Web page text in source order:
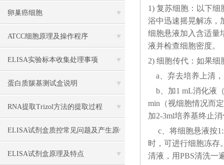
测？
卵巢癌细胞
ATCC细胞原理及操作程序
ELISA实验标本收集处理事项
蛋白质羰基测试盒说明
RNA提取Trizol方法的提取过程
ELISA试剂盒质控常见问题及产生原
因分析
ELISA试剂盒原理及特点
1) 复苏细胞：以下
浴中迅速摇晃解冻，
细胞悬液加入含适量
液并检查细胞密度。
2) 细胞传代：如果细
a、弃去培养上清
b、加1 mL消化液
min（视细胞情况而
加2-3ml培养基终止
c、将细胞悬液按
时，可进行细胞冻存
清液，用PBS清洗一